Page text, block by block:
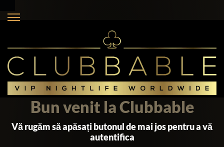
Bun venit la Clubbable
Vă rugăm să apăsați butonul de mai jos pentru a vă
autentifica